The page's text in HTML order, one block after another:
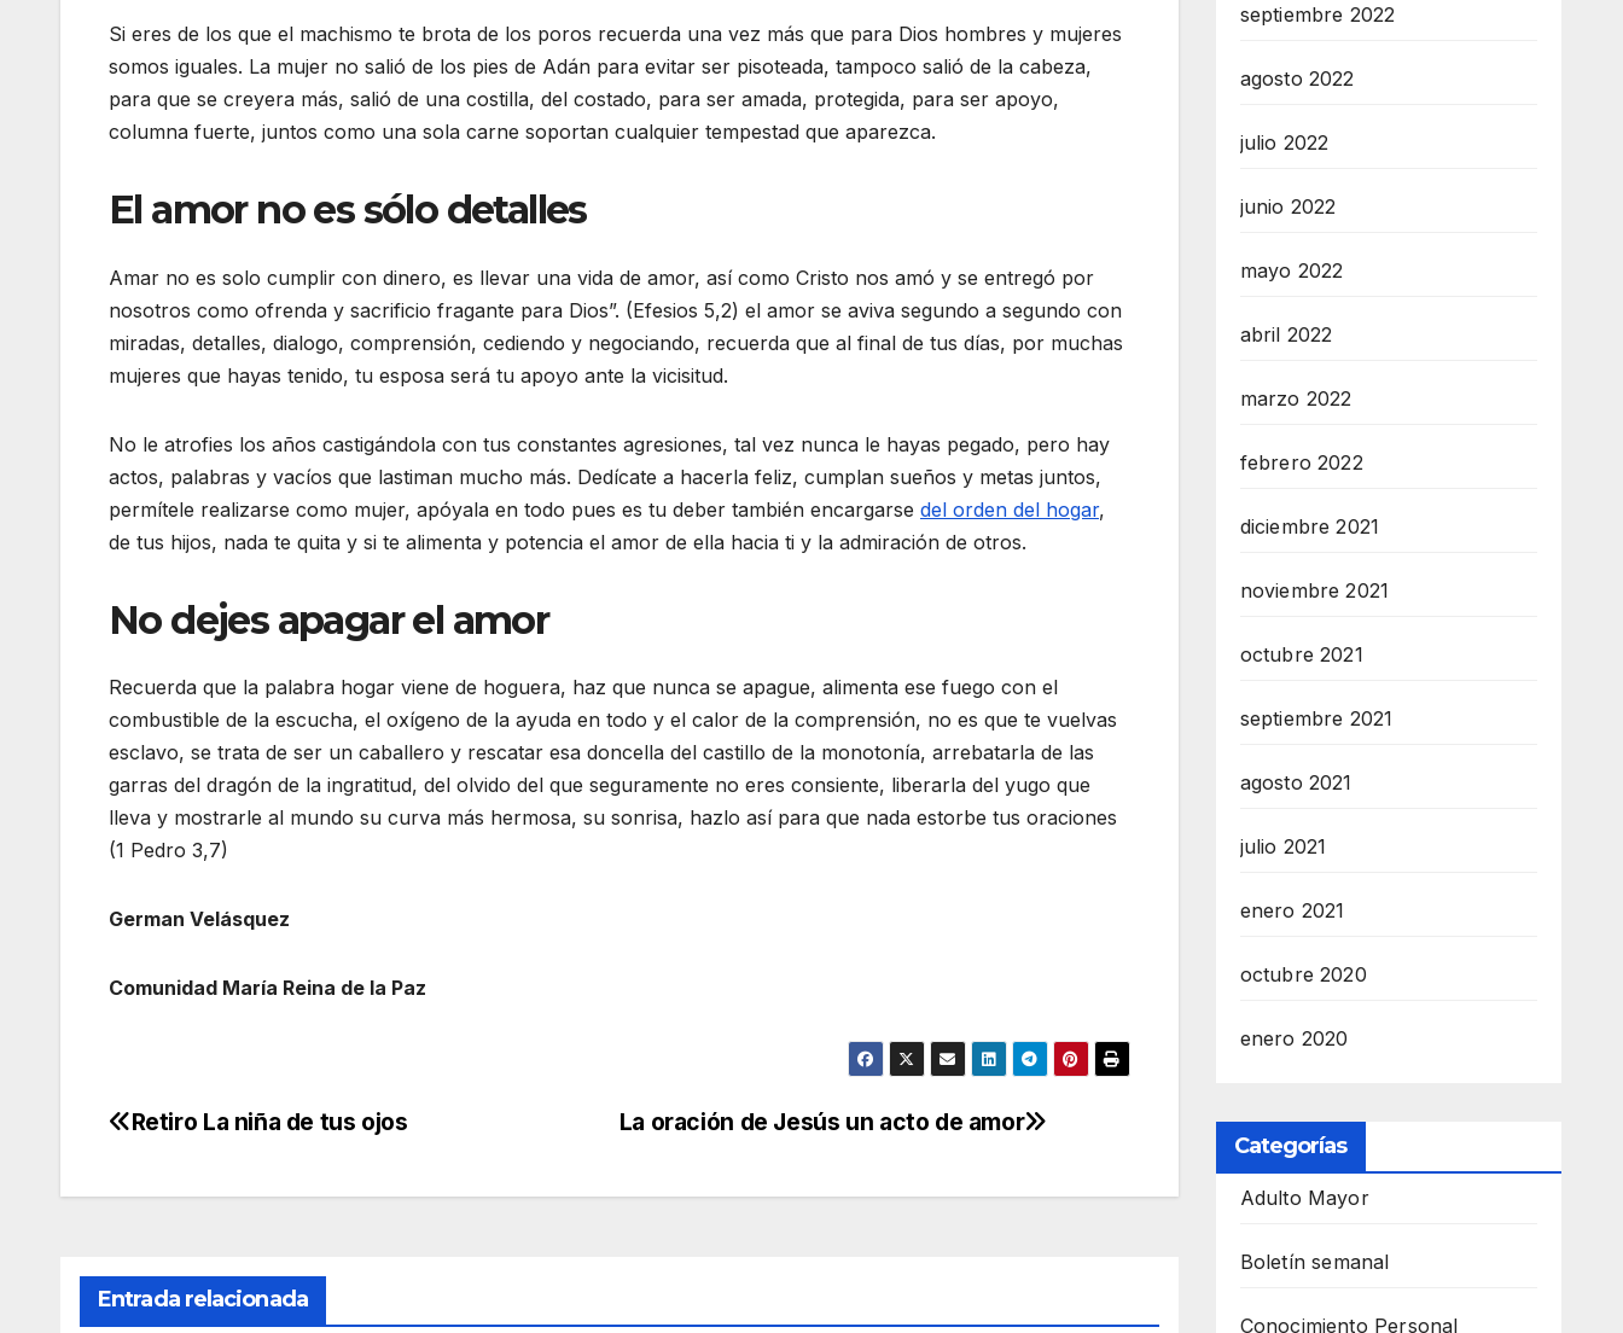
Si eres de los que el machismo te brota de los poros recuerda una vez más que para Dios hombres y mujeres
somos iguales. La mujer no salió de los pies de Adán para evitar ser pisoteada, tampoco salió de la cabeza,
para que se creyera más, salió de una costilla, del costado, para ser amada, protegida, para ser apoyo,
columna fuerte, juntos como una sola carne soportan cualquier tempestad que aparezca.
El amor no es sólo detalles
Amar no es solo cumplir con dinero, es llevar una vida de amor, así como Cristo nos amó y se entregó por
nosotros como ofrenda y sacrificio fragante para Dios”. (Efesios 5,2) el amor se aviva segundo a segundo con
miradas, detalles, dialogo, comprensión, cediendo y negociando, recuerda que al final de tus días, por muchas
mujeres que hayas tenido, tu esposa será tu apoyo ante la vicisitud.
No le atrofies los años castigándola con tus constantes agresiones, tal vez nunca le hayas pegado, pero hay
actos, palabras y vacíos que lastiman mucho más. Dedícate a hacerla feliz, cumplan sueños y metas juntos,
permítele realizarse como mujer, apóyala en todo pues es tu deber también encargarse del orden del hogar,
de tus hijos, nada te quita y si te alimenta y potencia el amor de ella hacia ti y la admiración de otros.
No dejes apagar el amor
Recuerda que la palabra hogar viene de hoguera, haz que nunca se apague, alimenta ese fuego con el
combustible de la escucha, el oxígeno de la ayuda en todo y el calor de la comprensión, no es que te vuelvas
esclavo, se trata de ser un caballero y rescatar esa doncella del castillo de la monotonía, arrebatarla de las
garras del dragón de la ingratitud, del olvido del que seguramente no eres consiente, liberarla del yugo que
lleva y mostrarle al mundo su curva más hermosa, su sonrisa, hazlo así para que nada estorbe tus oraciones
(1 Pedro 3,7)
German Velásquez
Comunidad María Reina de la Paz
Navegación
La oración de Jesús un acto de amor
Retiro La niña de tus ojos
Entrada relacionada
septiembre 2022
agosto 2022
julio 2022
junio 2022
mayo 2022
abril 2022
marzo 2022
febrero 2022
diciembre 2021
noviembre 2021
octubre 2021
septiembre 2021
agosto 2021
julio 2021
enero 2021
octubre 2020
enero 2020
Categorías
Adulto Mayor
Boletín semanal
Conocimiento Personal